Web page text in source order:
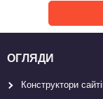
ОГЛЯДИ
Конструктори